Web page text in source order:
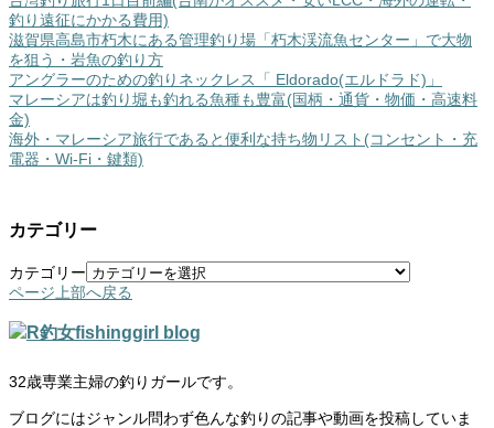
釣り遠征にかかる費用)
滋賀県高島市朽木にある管理釣り場「朽木渓流魚センター」で大物
を狙う・岩魚の釣り方
アングラーのための釣りネックレス「 Eldorado(エルドラド)」
マレーシアは釣り堀も釣れる魚種も豊富(国柄・通貨・物価・高速料
金)
海外・マレーシア旅行であると便利な持ち物リスト(コンセント・充
電器・Wi-Fi・鍵類)
カテゴリー
カテゴリー
ページ上部へ戻る
32歳専業主婦の釣りガールです。
ブログにはジャンル問わず色んな釣りの記事や動画を投稿していま